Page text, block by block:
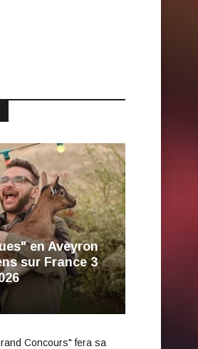
en Aveyron
sur France 3
Concours" fera sa